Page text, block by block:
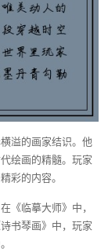
溢的画家结识。他
绘画的精髓。玩家
彩的内容。
《临摹大师》中，
书琴画》中，玩家